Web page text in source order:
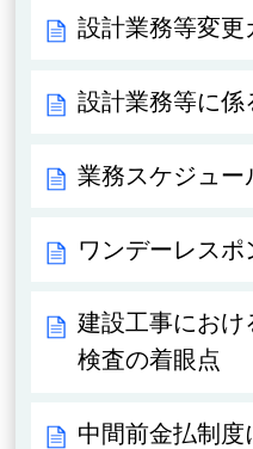
設計業務等変更
設計業務等に係
業務スケジュー
ワンデーレス
建設工事におけ
検査の着眼点
中間前金払制度